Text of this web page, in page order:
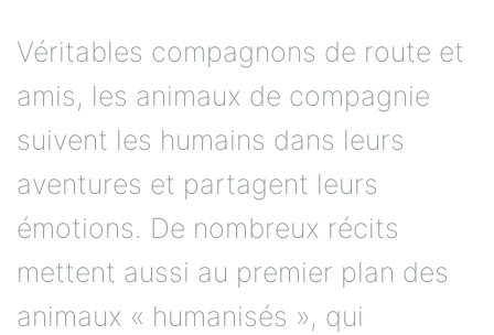
Véritables compagnons de route et
amis, les animaux de compagnie
suivent les humains dans leurs
aventures et partagent leurs
émotions. De nombreux récits
mettent aussi au premier plan des
animaux « humanisés », qui